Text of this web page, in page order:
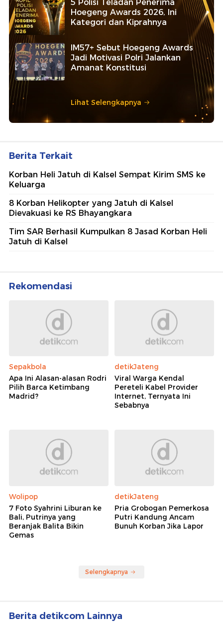
5 Polisi Teladan Penerima
Hoegeng Awards 2026, Ini
Kategori dan Kiprahnya
IM57+ Sebut Hoegeng Awards
Jadi Motivasi Polri Jalankan
Amanat Konstitusi
Lihat Selengkapnya
Berita Terkait
Korban Heli Jatuh di Kalsel Sempat Kirim SMS ke
Keluarga
8 Korban Helikopter yang Jatuh di Kalsel
Dievakuasi ke RS Bhayangkara
Tim SAR Berhasil Kumpulkan 8 Jasad Korban Heli
Jatuh di Kalsel
Rekomendasi
Sepakbola
Apa Ini Alasan-alasan Rodri
Pilih Barca Ketimbang
Madrid?
detikJateng
Viral Warga Kendal
Pereteli Kabel Provider
Internet, Ternyata Ini
Sebabnya
Wolipop
7 Foto Syahrini Liburan ke
Bali, Putrinya yang
Beranjak Balita Bikin
Gemas
detikJateng
Pria Grobogan Pemerkosa
Putri Kandung Ancam
Bunuh Korban Jika Lapor
Selengkapnya
Berita detikcom Lainnya